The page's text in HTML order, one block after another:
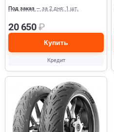
Под заказ — за 2 дня: 1 шт.
20 650₽
Купить
Кредит